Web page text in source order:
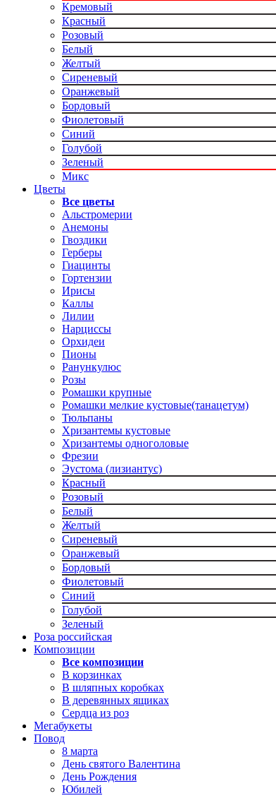
Кремовый
Красный
Розовый
Белый
Желтый
Сиреневый
Оранжевый
Бордовый
Фиолетовый
Синий
Голубой
Зеленый
Микс
Цветы
Все цветы
Альстромерии
Анемоны
Гвоздики
Герберы
Гиацинты
Гортензии
Ирисы
Каллы
Лилии
Нарциссы
Орхидеи
Пионы
Ранункулюс
Розы
Ромашки крупные
Ромашки мелкие кустовые(танацетум)
Тюльпаны
Хризантемы кустовые
Хризантемы одноголовые
Фрезии
Эустома (лизиантус)
Красный
Розовый
Белый
Желтый
Сиреневый
Оранжевый
Бордовый
Фиолетовый
Синий
Голубой
Зеленый
Роза российская
Композиции
Все композиции
В корзинках
В шляпных коробках
В деревянных ящиках
Сердца из роз
Мегабукеты
Повод
8 марта
День святого Валентина
День Рождения
Юбилей